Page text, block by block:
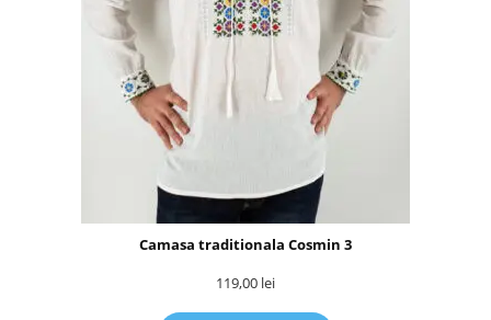
Camasa traditionala Cosmin 3
119,00 lei